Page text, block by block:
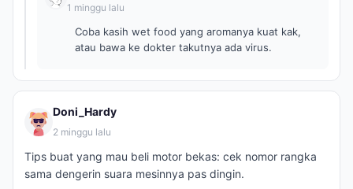
1 minggu lalu
Coba kasih wet food yang aromanya kuat kak,
atau bawa ke dokter takutnya ada virus.
Doni_Hardy
2 minggu lalu
Tips buat yang mau beli motor bekas: cek nomor rangka
sama dengerin suara mesinnya pas dingin.